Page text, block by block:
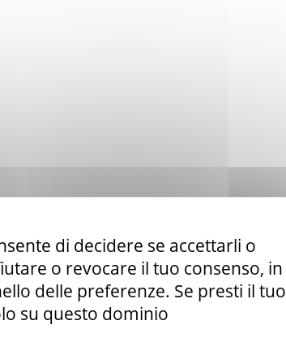
di decidere se accettarli o
o revocare il tuo consenso, in
delle preferenze. Se presti il tuo
su questo dominio